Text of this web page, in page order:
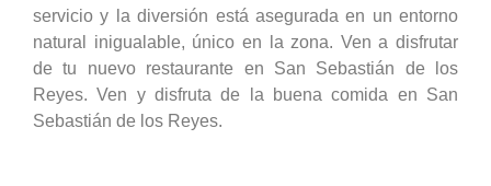
servicio y la diversión está asegurada en un entorno
natural inigualable, único en la zona. Ven a disfrutar
de tu nuevo restaurante en San Sebastián de los
Reyes. Ven y disfruta de la buena comida en San
Sebastián de los Reyes.